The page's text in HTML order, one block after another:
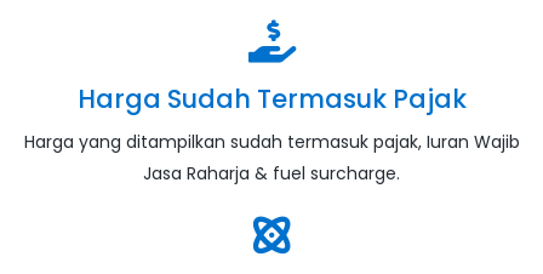
Harga Sudah Termasuk Pajak
Harga yang ditampilkan sudah termasuk pajak, Iuran Wajib
Jasa Raharja & fuel surcharge.